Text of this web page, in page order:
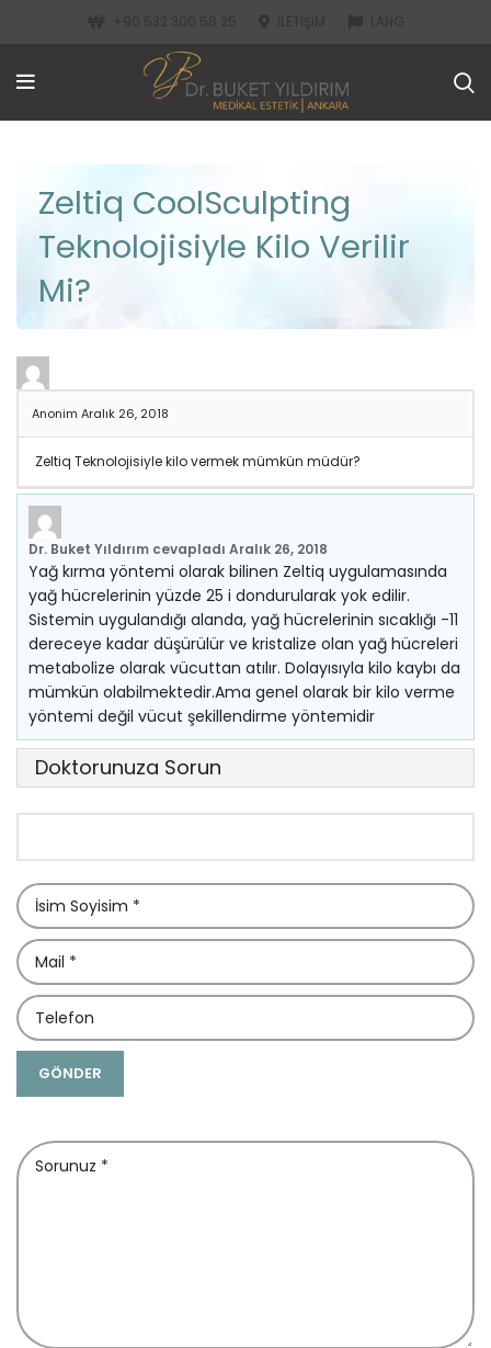
Zeltiq CoolSculpting
Teknolojisiyle Kilo Verilir
Mi?
Anonim Aralık 26, 2018
Zeltiq Teknolojisiyle kilo vermek mümkün müdür?
Dr. Buket Yıldırım cevapladı Aralık 26, 2018
Yağ kırma yöntemi olarak bilinen Zeltiq uygulamasında
yağ hücrelerinin yüzde 25 i dondurularak yok edilir.
Sistemin uygulandığı alanda, yağ hücrelerinin sıcaklığı -11
dereceye kadar düşürülür ve kristalize olan yağ hücreleri
metabolize olarak vücuttan atılır. Dolayısıyla kilo kaybı da
mümkün olabilmektedir.Ama genel olarak bir kilo verme
yöntemi değil vücut şekillendirme yöntemidir
Doktorunuza Sorun